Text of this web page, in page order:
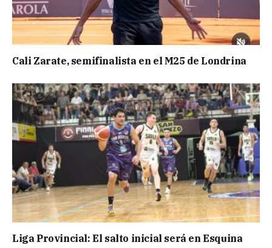
Cali Zarate, semifinalista en el M25 de Londrina
Liga Provincial: El salto inicial será en Esquina